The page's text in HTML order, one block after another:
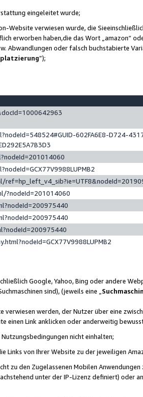
eingeleitet wurde;
Website verwiesen wurde, die
erworben haben,die das Wort „amazon“
Abwandlungen oder falsch buchstabierte
”);
602FA6E8-D724-
?nodeId=201014060
Google, Yahoo, Bing oder andere
sind), (jeweils eine „
werden, der Nutzer über eine
Link anklicken oder anderweitig bewusst
nicht einhalten;
von Ihrer Website zu der jeweiligen
zu den Zugelassenen Mobilen
unter der IP-Lizenz definiert) oder